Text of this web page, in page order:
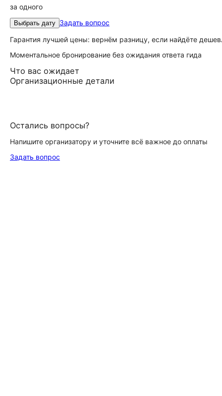
за одного
Выбрать дату Задать вопрос
Гарантия лучшей цены: вернём разницу, если найдёте
Моментальное бронирование без ожидания ответа гида
Что вас ожидает
Организационные детали
Остались вопросы?
Напишите организатору и уточните всё важное до оплаты
Задать вопрос